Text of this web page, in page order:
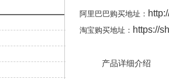
阿里巴巴购买地址：
淘宝购买地址： https://
产品详细介绍